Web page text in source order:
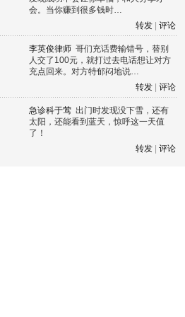
会。当你赚到很多钱时…
转发
评论
李英俊律师 哥们充话费输错号，替别
人交了100元，就打过去电话想让对方
充点回来。对方特郁闷地说…
转发
评论
急诊科于莺 出门时发现没下雪，还有
太阳，还能看到蓝天，惊呼这一天值
了！
转发
评论